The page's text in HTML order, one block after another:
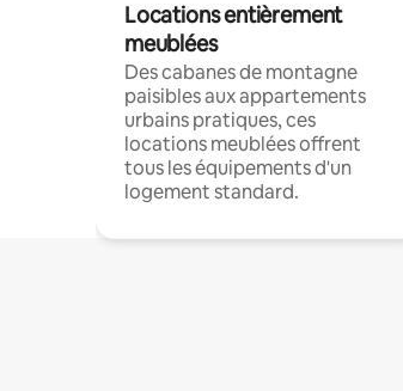
Locations entièrement
meublées
Des cabanes de montagne
paisibles aux appartements
urbains pratiques, ces
locations meublées offrent
tous les équipements d'un
logement standard.